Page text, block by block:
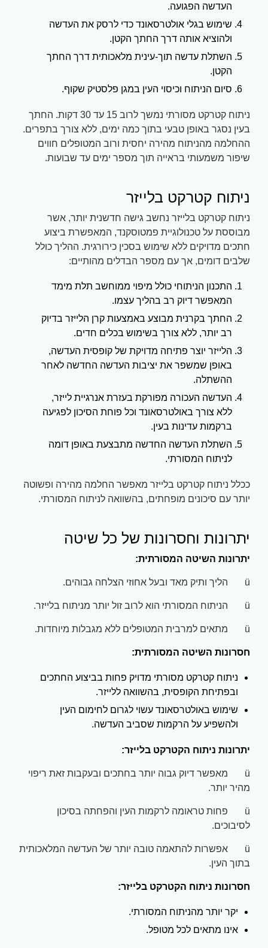
העדשה הפגועה.
שימוש בגלי אולטרסאונד כדי לרסק את העדשה
ולהוציא אותה דרך החתך הקטן.
השתלת עדשה תוך-עינית מלאכותית דרך החתך
הקטן.
סיום הניתוח וכיסוי העין במגן פלסטיק שקוף.
ניתוח קטרקט מסורתי נמשך לרוב 15 עד 30 דקות. החתך
בעין נסגר באופן טבעי בתוך כמה ימים, ללא צורך בתפרים.
ההחלמה מהניתוח מהירה יחסית ורוב המטופלים חווים
שיפור משמעותי בראייה תוך מספר ימים עד שבועות.
ניתוח קטרקט בלייזר
ניתוח קטרקט בלייזר נחשב גישה חדשנית יותר, אשר
מבוססת על טכנולוגיית פמטוסקנד, המאפשרת ביצוע
חתכים מדויקים ללא שימוש בסכין כירורגית. ההליך כולל
שלבים דומים, אך עם מספר הבדלים מהותיים:
התכנון הניתוחי כולל מיפוי ממוחשב תלת מימד
המאפשר דיוק רב בהליך עצמו.
החתך בקרנית מבוצע באמצעות קרן הלייזר בדיוק
רב יותר, ללא צורך בשימוש בכלים חדים.
הלייזר יוצר פתיחה מדויקת של קופסית העדשה,
באופן שמשפר את יציבות העדשה החדשה לאחר
ההשתלה.
העדשה העכורה מפורקת בעזרת אנרגיית לייזר,
ללא צורך באולטרסאונד וכל פוחת הסיכון לפגיעה
ברקמות עדינות בעין.
השתלת העדשה החדשה מתבצעת באופן דומה
לניתוח המסורתי.
ככלל ניתוח קטרקט בלייזר מאפשר החלמה מהירה ופשוטה
יותר עם סיכונים מופחתים, בהשוואה לניתוח המסורתי.
יתרונות וחסרונות של כל שיטה
יתרונות השיטה המסורתית:
ü הליך ותיק מאד ובעל אחוזי הצלחה גבוהים.
ü הניתוח המסורתי הוא לרוב זול יותר מניתוח בלייזר.
ü מתאים למרבית המטופלים ללא מגבלות מיוחדות.
חסרונות השיטה המסורתית:
ניתוח קטרקט מסורתי מדויק פחות בביצוע החתכים
ובפתיחת הקופסית, בהשוואה ללייזר.
שימוש באולטרסאונד עשוי לגרום לחימום העין
ולהשפיע על הרקמות שסביב העדשה.
יתרונות ניתוח הקטרקט בלייזר:
ü מאפשר דיוק גבוה יותר בחתכים ובעקבות זאת ריפוי
מהיר יותר.
ü פחות טראומה לרקמות העין והפחתה בסיכון
לסיבוכים.
ü אפשרות להתאמה טובה יותר של העדשה המלאכותית
בתוך העין.
חסרונות ניתוח הקטרקט בלייזר:
יקר יותר מהניתוח המסורתי.
אינו מתאים לכל מטופל.